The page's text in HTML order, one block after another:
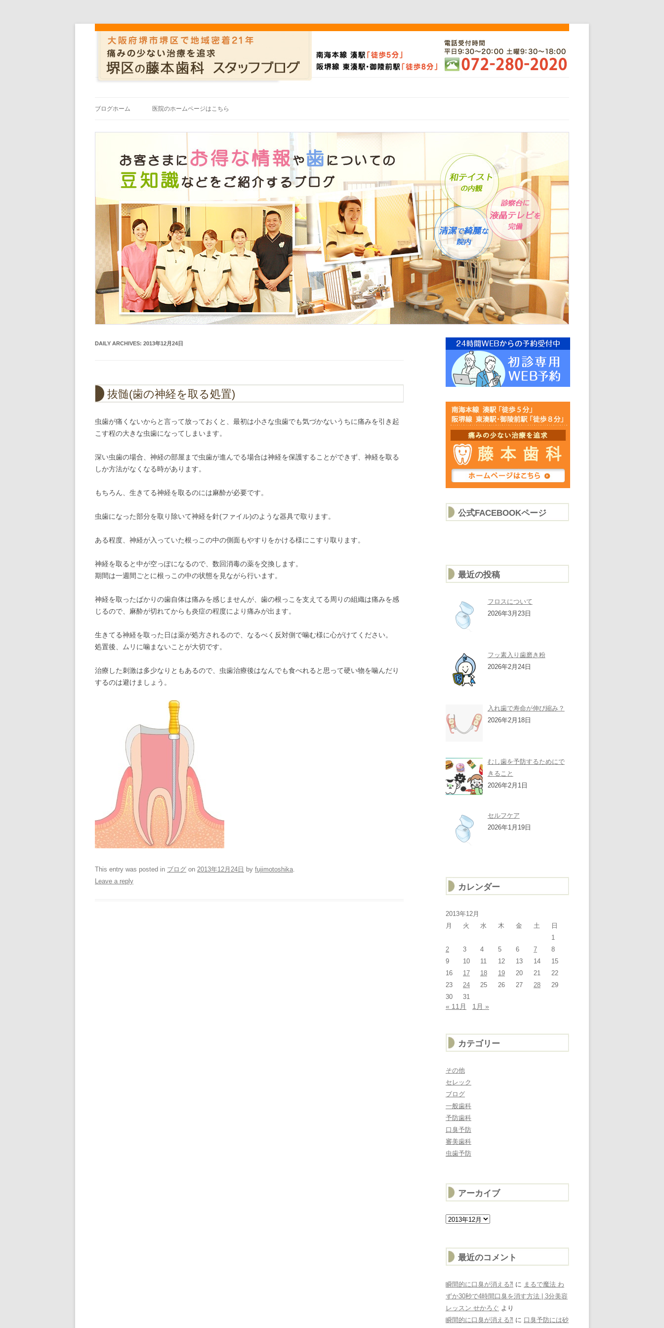
ブログホーム 医院のホームページはこちら
DAILY ARCHIVES: 2013年12月24日
抜髄(歯の神経を取る処置)
虫歯が痛くないからと言って放っておくと、最初は小さな虫歯でも気づかないうちに痛みを引き起
こす程の大きな虫歯になってしまいます。
深い虫歯の場合、神経の部屋まで虫歯が進んでる場合は神経を保護することができず、神経を取る
しか方法がなくなる時があります。
もちろん、生きてる神経を取るのには麻酔が必要です。
虫歯になった部分を取り除いて神経を針(ファイル)のような器具で取ります。
ある程度、神経が入っていた根っこの中の側面もやすりをかける様にこすり取ります。
神経を取ると中が空っぽになるので、数回消毒の薬を交換します。
期間は一週間ごとに根っこの中の状態を見ながら行います。
神経を取ったばかりの歯自体は痛みを感じませんが、歯の根っこを支えてる周りの組織は痛みを感
じるので、麻酔が切れてからも炎症の程度により痛みが出ます。
生きてる神経を取った日は薬が処方されるので、なるべく反対側で噛む様に心がけてください。
処置後、ムリに噛まないことが大切です。
治療した刺激は多少なりともあるので、虫歯治療後はなんでも食べれると思って硬い物を噛んだり
するのは避けましょう。
This entry was posted in ブログ on 2013年12月24日 by fujimotoshika.
Leave a reply
公式FACEBOOKページ
最近の投稿
フロスについて
2026年3月23日
フッ素入り歯磨き粉
2026年2月24日
入れ歯で寿命が伸び縮み？
2026年2月18日
むし歯を予防するためにで
きること
2026年2月1日
セルフケア
2026年1月19日
カレンダー
2013年12月
月
火 水 木 金 土
日
1
2
3 4 5 6 7
8
9
10 11 12 13 14
15
16
17 18 19 20 21
22
23
24 25 26 27 28
29
30
31
« 11月 1月 »
カテゴリー
その他
セレック
ブログ
一般歯科
予防歯科
口臭予防
審美歯科
虫歯予防
アーカイブ
ア
ー
最近のコメント
瞬間的に口臭が消える⁈ に まるで魔法 わ
ずか30秒で4時間口臭を消す方法 | 3分美容
レッスン せかろぐ より
瞬間的に口臭が消える⁈ に 口臭予防には砂